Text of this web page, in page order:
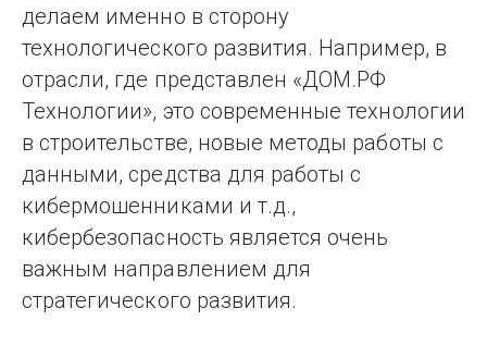
делаем именно в сторону
технологического развития. Например, в
отрасли, где представлен «ДОМ.РФ
Технологии», это современные технологии
в строительстве, новые методы работы с
данными, средства для работы с
кибермошенниками и т.д.,
кибербезопасность является очень
важным направлением для
стратегического развития.